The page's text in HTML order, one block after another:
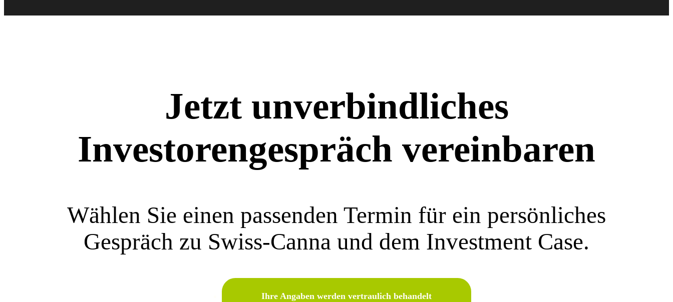
Jetzt unverbindliches
Investorengespräch vereinbaren
Wählen Sie einen passenden Termin für ein persönliches
Gespräch zu Swiss-Canna und dem Investment Case.
Ihre Angaben werden vertraulich behandelt